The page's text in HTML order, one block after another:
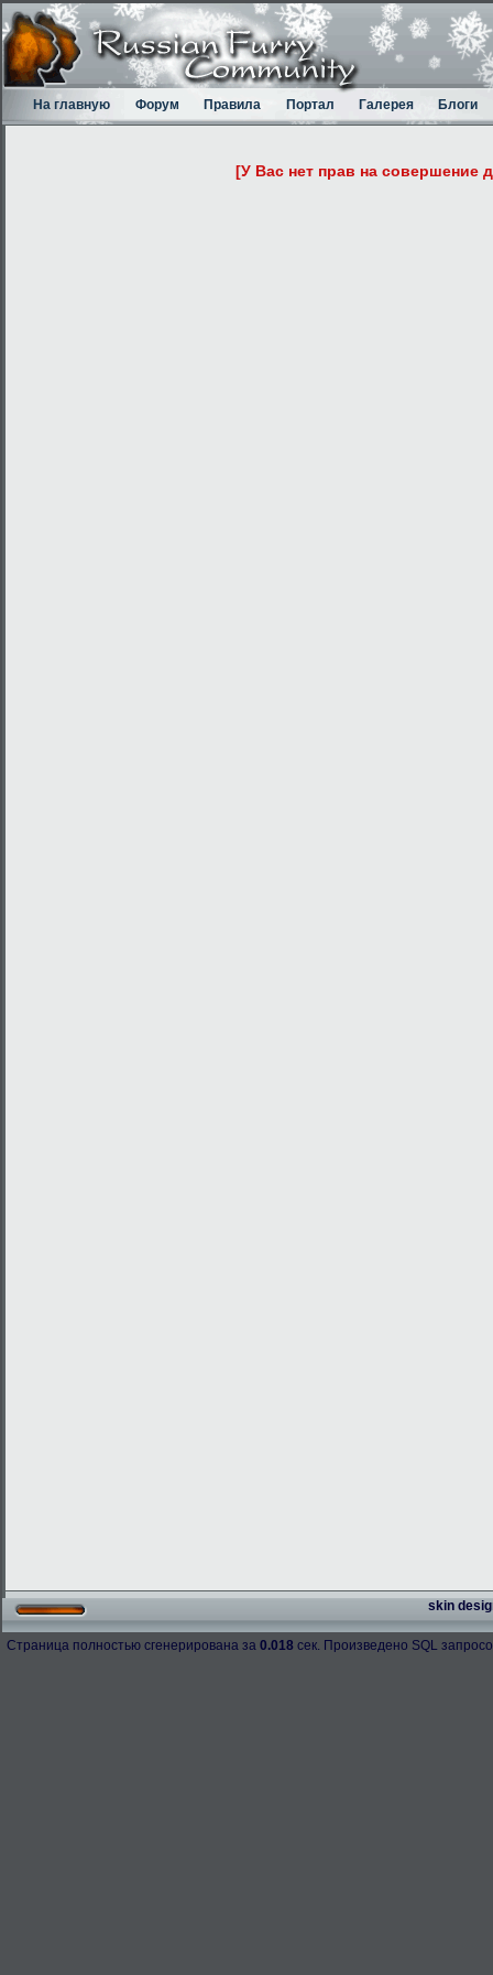
На главную Форум Правила Портал Галерея Блоги
[У Вас нет прав на совершение
skin
Страница полностью сгенерирована за 0.018 сек. Произведено SQL